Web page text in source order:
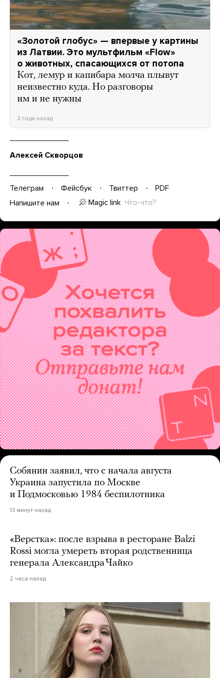
«Золотой глобус» — впервые у картины
из Латвии. Это мультфильм «Flow»
о животных, спасающихся от потопа
Кот, лемур и капибара молча плывут
неизвестно куда. Но разговоры
им и не нужны
2 года назад
Алексей Скворцов
Телеграм Фейсбук Твиттер
PDF
Напишите нам
Magic link Что-что?
Собянин заявил, что с начала августа
Украина запустила по Москве
и Подмосковью 1984 беспилотника
13 минут назад
«Верстка»: после взрыва в ресторане Balzi
Rossi могла умереть вторая родственница
генерала Александра Чайко
2 часа назад